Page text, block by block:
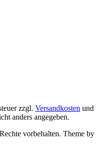
zzgl. Versandkosten und
anders angegeben.
vorbehalten. Theme by